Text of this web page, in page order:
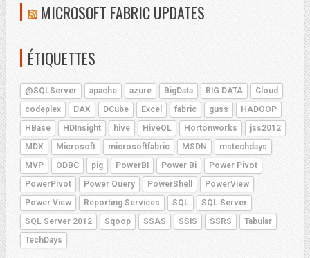
MICROSOFT FABRIC UPDATES
ÉTIQUETTES
@SQLServer apache azure BigData BIG DATA
Cloud
codeplex
DAX DCube Excel fabric guss
HADOOP
HBase
HDInsight hive HiveQL Hortonworks
jss2012
MDX
Microsoft microsoftfabric MSDN
mstechdays
MVP
ODBC pig PowerBI Power Bi
Power Pivot
PowerPivot
Power Query PowerShell
PowerView
Power View
Reporting Services SQL
SQL Server
SQL Server 2012
Sqoop SSAS SSIS SSRS
Tabular
TechDays